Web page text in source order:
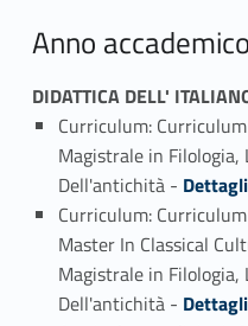
Anno
DIDATTICA DELL'
Curriculum:
Magistrale in
Dell'antichità - Link identifier #identifier_person_63722-1
Curriculum:
Master In Classical
Magistrale in
Dell'antichità - Link identifier #identifier_person_87722-2